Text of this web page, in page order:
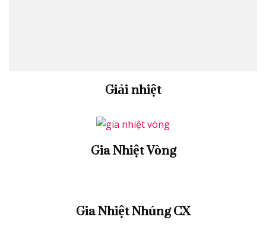
Giải nhiệt
Gia Nhiệt Vòng
Gia Nhiệt Nhúng CX